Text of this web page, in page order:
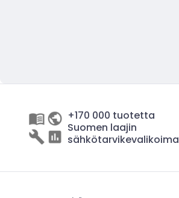
+170 000 tuotetta
Suomen laajin
sähkötarvikevalikoima